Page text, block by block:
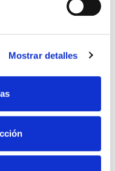
Mostrar detalles
840 120°